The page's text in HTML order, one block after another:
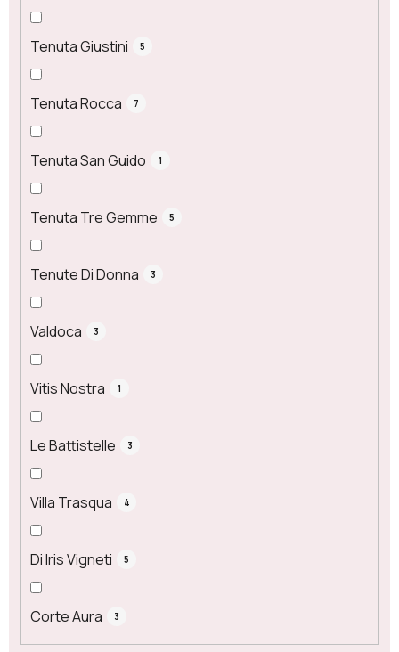
Tenuta Giustini 5
Tenuta Rocca 7
Tenuta San Guido 1
Tenuta Tre Gemme 5
Tenute Di Donna 3
Valdoca 3
Vitis Nostra 1
Le Battistelle 3
Villa Trasqua 4
Di Iris Vigneti 5
Corte Aura 3